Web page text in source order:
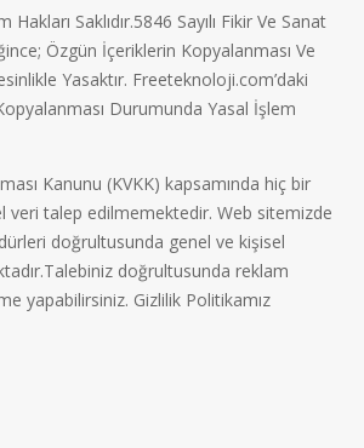
Saklıdır.5846 Sayılı Fikir Ve Sanat
Özgün İçeriklerin Kopyalanması Ve
Yasaktır. Freeteknoloji.com’daki
Durumunda Yasal İşlem
Kanunu (KVKK) kapsamında hiç bir
veri talep edilmemektedir. Web sitemizde
doğrultusunda genel ve kişisel
doğrultusunda reklam
yapabilirsiniz. Gizlilik Politikamız